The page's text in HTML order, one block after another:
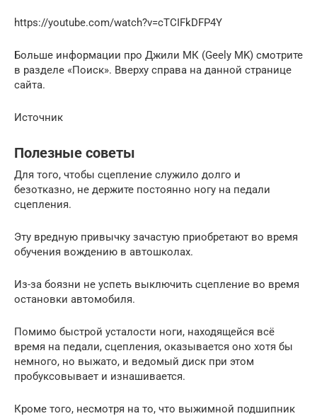
https://youtube.com/watch?v=cTCIFkDFP4Y
Больше информации про Джили МК (Geely MK) смотрите
в разделе «Поиск». Вверху справа на данной странице
сайта.
Источник
Полезные советы
Для того, чтобы сцепление служило долго и
безотказно, не держите постоянно ногу на педали
сцепления.
Эту вредную привычку зачастую приобретают во время
обучения вождению в автошколах.
Из-за боязни не успеть выключить сцепление во время
остановки автомобиля.
Помимо быстрой усталости ноги, находящейся всё
время на педали, сцепления, оказывается оно хотя бы
немного, но выжато, и ведомый диск при этом
пробуксовывает и изнашивается.
Кроме того, несмотря на то, что выжимной подшипник